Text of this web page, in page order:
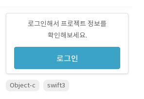
로그인해서 프로젝트 정보를
확인해보세요.
로그인
Object-c swift3